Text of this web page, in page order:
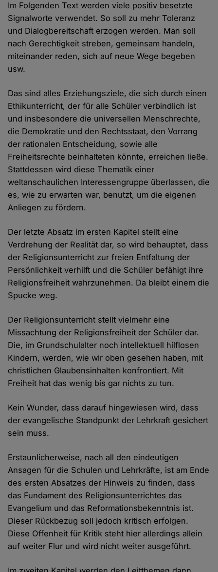
Im Folgenden Text werden viele positiv besetzte
Signalworte verwendet. So soll zu mehr Toleranz
und Dialogbereitschaft erzogen werden. Man soll
nach Gerechtigkeit streben, gemeinsam handeln,
miteinander reden, sich auf neue Wege begeben
usw.
Das sind alles Erziehungsziele, die sich durch einen
Ethikunterricht, der für alle Schüler verbindlich ist
und insbesondere die universellen Menschrechte,
die Demokratie und den Rechtsstaat, den Vorrang
der rationalen Entscheidung, sowie alle
Freiheitsrechte beinhalteten könnte, erreichen ließe.
Stattdessen wird diese Thematik einer
weltanschaulichen Interessengruppe überlassen, die
es, wie zu erwarten war, benutzt, um die eigenen
Anliegen zu fördern.
Der letzte Absatz im ersten Kapitel stellt eine
Verdrehung der Realität dar, so wird behauptet, dass
der Religionsunterricht zur freien Entfaltung der
Persönlichkeit verhilft und die Schüler befähigt ihre
Religionsfreiheit wahrzunehmen. Da bleibt einem die
Spucke weg.
Der Religionsunterricht stellt vielmehr eine
Missachtung der Religionsfreiheit der Schüler dar.
Die, im Grundschulalter noch intellektuell hilflosen
Kindern, werden, wie wir oben gesehen haben, mit
christlichen Glaubensinhalten konfrontiert. Mit
Freiheit hat das wenig bis gar nichts zu tun.
Kein Wunder, dass darauf hingewiesen wird, dass
der evangelische Standpunkt der Lehrkraft gesichert
sein muss.
Erstaunlicherweise, nach all den eindeutigen
Ansagen für die Schulen und Lehrkräfte, ist am Ende
des ersten Absatzes der Hinweis zu finden, dass
das Fundament des Religionsunterrichtes das
Evangelium und das Reformationsbekenntnis ist.
Dieser Rückbezug soll jedoch kritisch erfolgen.
Diese Offenheit für Kritik steht hier allerdings allein
auf weiter Flur und wird nicht weiter ausgeführt.